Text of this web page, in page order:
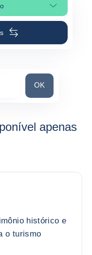
a seção da página
Pesquisar por um
OK
apenas
histórico e
o turismo